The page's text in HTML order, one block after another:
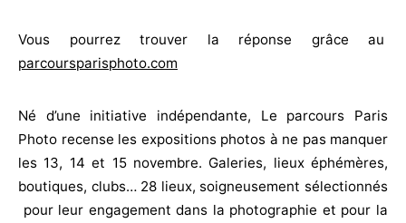
Vous pourrez trouver la réponse grâce au
parcoursparisphoto.com
Né d’une initiative indépendante, Le parcours Paris
Photo recense les expositions photos à ne pas manquer
les 13, 14 et 15 novembre. Galeries, lieux éphémères,
boutiques, clubs… 28 lieux, soigneusement sélectionnés
pour leur engagement dans la photographie et pour la